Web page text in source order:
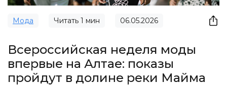
Мода Читать 1 мин 06.05.2026
Всероссийская неделя моды
впервые на Алтае: показы
пройдут в долине реки Майма